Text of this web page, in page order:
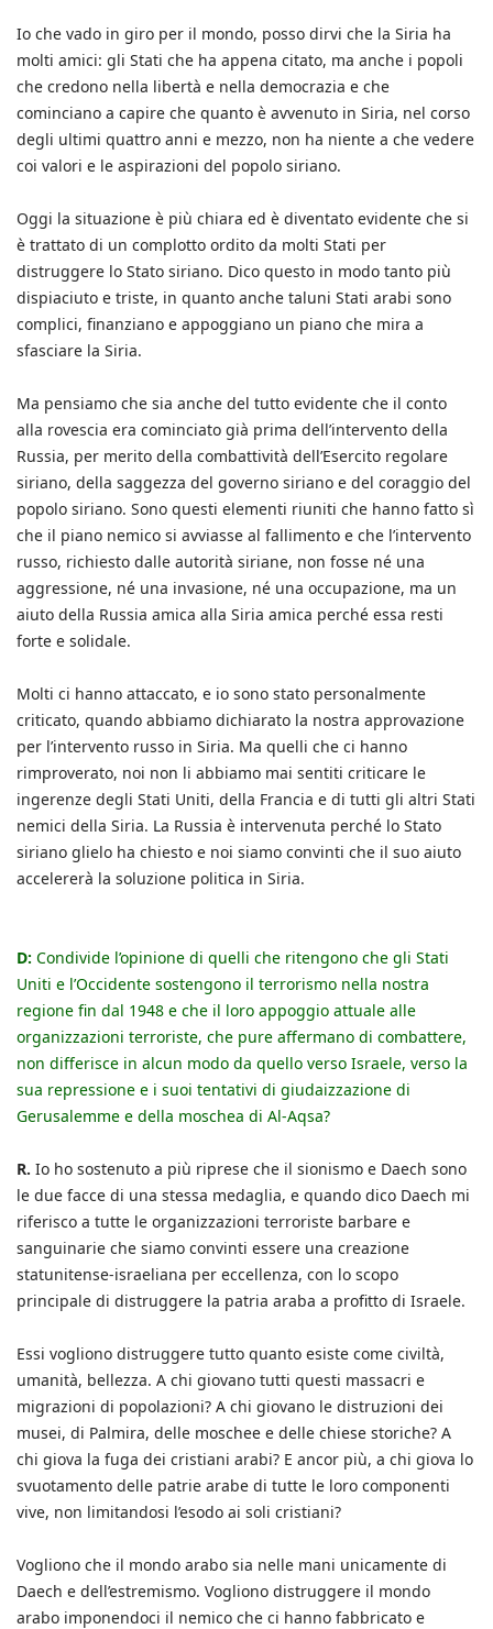
Io che vado in giro per il mondo, posso dirvi che la Siria ha
molti amici: gli Stati che ha appena citato, ma anche i popoli
che credono nella libertà e nella democrazia e che
cominciano a capire che quanto è avvenuto in Siria, nel corso
degli ultimi quattro anni e mezzo, non ha niente a che vedere
coi valori e le aspirazioni del popolo siriano.
Oggi la situazione è più chiara ed è diventato evidente che si
è trattato di un complotto ordito da molti Stati per
distruggere lo Stato siriano. Dico questo in modo tanto più
dispiaciuto e triste, in quanto anche taluni Stati arabi sono
complici, finanziano e appoggiano un piano che mira a
sfasciare la Siria.
Ma pensiamo che sia anche del tutto evidente che il conto
alla rovescia era cominciato già prima dell’intervento della
Russia, per merito della combattività dell’Esercito regolare
siriano, della saggezza del governo siriano e del coraggio del
popolo siriano. Sono questi elementi riuniti che hanno fatto sì
che il piano nemico si avviasse al fallimento e che l’intervento
russo, richiesto dalle autorità siriane, non fosse né una
aggressione, né una invasione, né una occupazione, ma un
aiuto della Russia amica alla Siria amica perché essa resti
forte e solidale.
Molti ci hanno attaccato, e io sono stato personalmente
criticato, quando abbiamo dichiarato la nostra approvazione
per l’intervento russo in Siria. Ma quelli che ci hanno
rimproverato, noi non li abbiamo mai sentiti criticare le
ingerenze degli Stati Uniti, della Francia e di tutti gli altri Stati
nemici della Siria. La Russia è intervenuta perché lo Stato
siriano glielo ha chiesto e noi siamo convinti che il suo aiuto
accelererà la soluzione politica in Siria.
D: Condivide l’opinione di quelli che ritengono che gli Stati
Uniti e l’Occidente sostengono il terrorismo nella nostra
regione fin dal 1948 e che il loro appoggio attuale alle
organizzazioni terroriste, che pure affermano di combattere,
non differisce in alcun modo da quello verso Israele, verso la
sua repressione e i suoi tentativi di giudaizzazione di
Gerusalemme e della moschea di Al-Aqsa?
R. Io ho sostenuto a più riprese che il sionismo e Daech sono
le due facce di una stessa medaglia, e quando dico Daech mi
riferisco a tutte le organizzazioni terroriste barbare e
sanguinarie che siamo convinti essere una creazione
statunitense-israeliana per eccellenza, con lo scopo
principale di distruggere la patria araba a profitto di Israele.
Essi vogliono distruggere tutto quanto esiste come civiltà,
umanità, bellezza. A chi giovano tutti questi massacri e
migrazioni di popolazioni? A chi giovano le distruzioni dei
musei, di Palmira, delle moschee e delle chiese storiche? A
chi giova la fuga dei cristiani arabi? E ancor più, a chi giova lo
svuotamento delle patrie arabe di tutte le loro componenti
vive, non limitandosi l’esodo ai soli cristiani?
Vogliono che il mondo arabo sia nelle mani unicamente di
Daech e dell’estremismo. Vogliono distruggere il mondo
arabo imponendoci il nemico che ci hanno fabbricato e